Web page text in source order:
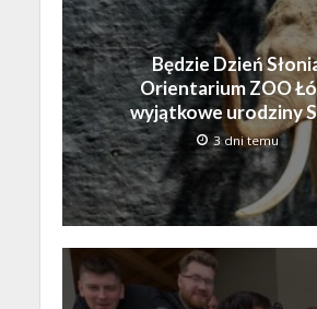
Będzie Dzień
Orientarium ZOO
wyjątkowe urodziny
3 dni temu